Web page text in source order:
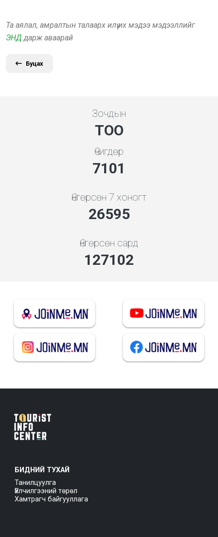
Та аялал, амралтын талаарх илүү их мэдээ мэдээллийг
ЭНД дарж аваарай
Буцах
Зочдын
ТОО
Өчигдөр
7608
Өнгөрсөн 7 хоногт
29664
Өнгөрсөн сард
141767
БИДНИЙ ТУХАЙ
Танилцуулга
Үйлчилгээний төрөл
Хамтрагч байгууллага